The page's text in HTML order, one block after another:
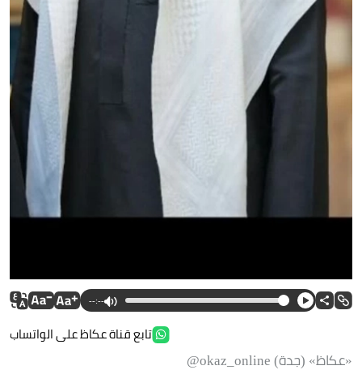
--:--
تابع قناة عكاظ على الواتساب
«عكاظ» (جدة) okaz_online@